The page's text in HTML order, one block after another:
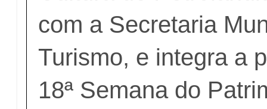
com a Secretaria
Turismo, e integra a
18ª Semana do